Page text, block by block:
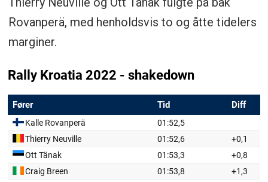
Rovanperä, med henholdsvis to og åtte tidelers
marginer.